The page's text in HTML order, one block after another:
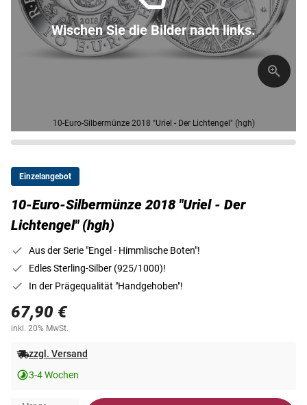
10-Euro-Silbermünze 2018 "Uriel - Der Lichtengel" (hgh)
Wischen Sie die Bilder nach links.
Einzelangebot
10-Euro-Silbermünze 2018 "Uriel - Der
Lichtengel" (hgh)
Aus der Serie "Engel - Himmlische Boten"!
Edles Sterling-Silber (925/1000)!
In der Prägequalität "Handgehoben"!
67,90 €
inkl. 20% MwSt.
zzgl. Versand
3-4 Wochen